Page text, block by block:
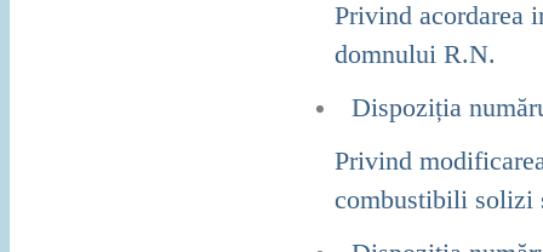
Privind acordarea
domnului R.N.
Dispoziția
Privind
combustibili solizi